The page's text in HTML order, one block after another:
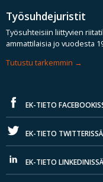
Työsuhdejuristit
Työsuhteisiin liittyvien
ammattilaisia jo vuodesta
Tutustu tarkemmin
EK-TIETO
EK-TIETO TWITTERISSÄ
EK-TIETO LINKEDINISSÄ